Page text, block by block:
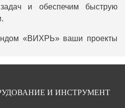
и обеспечим быструю
«ВИХРЬ» ваши проекты
И ИНСТРУМЕНТ